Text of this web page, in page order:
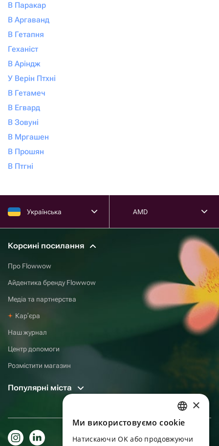
В Паракар
В Аргаванд
В Гетапня
Геханіст
В Аріндж
У Верін Птхні
В Гетамеч
В Егвард
В Зовуні
В Мргашен
В Прошян
В Птгні
Українська AMD
Корсині посилання
Про Flowwow
Айдентика бренду Flowwow
Медіа та партнерства
Карʼєра
Наш журнал
Центр допомоги
Розмістити магазин
Популярні міста
RUSSIAN
ENGLISH
×
Ми використовуємо cookie
Натискаючи OK або продовжуючи